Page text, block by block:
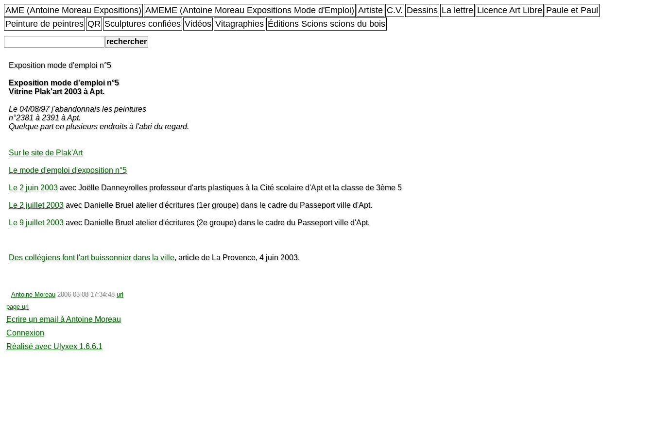
AME (Antoine Moreau Expositions) AMEME (Antoine Moreau Expositions Mode d'Emploi) Artiste C.V. Dessins La lettre Licence Art Libre Paule et Paul
Peinture de peintres QR Sculptures confiées Vidéos Vitagraphies Éditions Scions scions du bois
Exposition mode d'emploi n°5
Exposition mode d'emploi n°5
Vitrine Plak'art 2003 à Apt.
Le 04/08/97 j'abandonnais les peintures
n°2381 à 2391 à Apt.
Quelque part en plusieurs endroits à l'abri du regard.
Sur le site de Plak'Art
Le mode d'emploi d'exposition n°5
Le 2 juin 2003avec Joëlle Danneyrolles professeur d'arts plastiques à la Cité scolaire d'Apt et la classe de 3ème 5
Le 2 juillet 2003avec Danielle Bruel atelier d'écritures (1er groupe) dans le cadre du Passeport ville d'Apt.
Le 9 juillet 2003avec Danielle Bruel atelier d'écritures (2e groupe) dans le cadre du Passeport ville d'Apt.
Des collégiens font l'art buissonnier dans la ville, article de La Provence, 4 juin 2003.
Antoine Moreau 2006-03-08 17:34:48 url
page url
Ecrire un email à Antoine Moreau
Connexion
Réalisé avec Ulyxex 1.6.6.1